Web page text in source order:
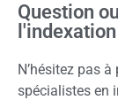
Question
N’hésitez pas
spécialistes en